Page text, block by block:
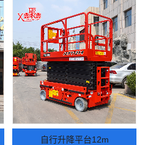
自行升降平台12m